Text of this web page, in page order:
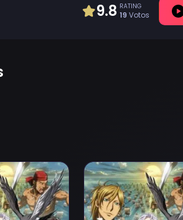
9.8 RATING
19 Votos
(TV): Fuujin Ranbu Episodio 1
Ver Arslan Senki